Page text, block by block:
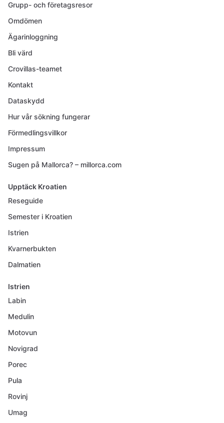
Grupp- och företagsresor
Omdömen
Ägarinloggning
Bli värd
Crovillas-teamet
Kontakt
Dataskydd
Hur vår sökning fungerar
Förmedlingsvillkor
Impressum
Sugen på Mallorca? – millorca.com
Upptäck Kroatien
Reseguide
Semester i Kroatien
Istrien
Kvarnerbukten
Dalmatien
Istrien
Labin
Medulin
Motovun
Novigrad
Porec
Pula
Rovinj
Umag